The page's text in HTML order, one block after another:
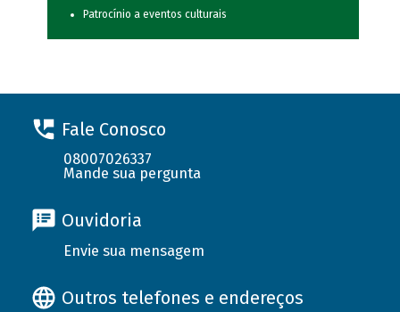
Patrocínio a eventos culturais
Fale Conosco
08007026337
Mande sua pergunta
Ouvidoria
Envie sua mensagem
Outros telefones e endereços